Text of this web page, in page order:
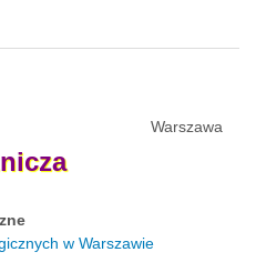
Warszawa
w Warszawie